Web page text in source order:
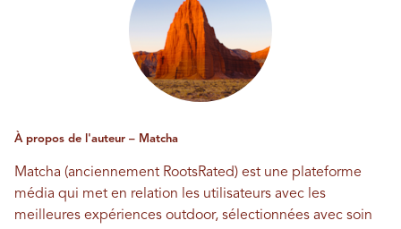
À propos de l'auteur – Matcha
Matcha (anciennement RootsRated) est une plateforme
média qui met en relation les utilisateurs avec les
meilleures expériences outdoor, sélectionnées avec soin